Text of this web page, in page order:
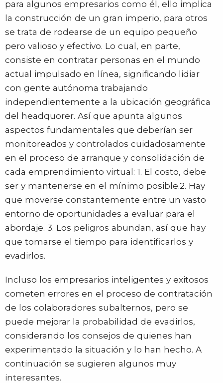
para algunos empresarios como él, ello implica
la construcción de un gran imperio, para otros
se trata de rodearse de un equipo pequeño
pero valioso y efectivo. Lo cual, en parte,
consiste en contratar personas en el mundo
actual impulsado en línea, significando lidiar
con gente autónoma trabajando
independientemente a la ubicación geográfica
del headquorer. Así que apunta algunos
aspectos fundamentales que deberían ser
monitoreados y controlados cuidadosamente
en el proceso de arranque y consolidación de
cada emprendimiento virtual: 1. El costo, debe
ser y mantenerse en el mínimo posible.2. Hay
que moverse constantemente entre un vasto
entorno de oportunidades a evaluar para el
abordaje. 3. Los peligros abundan, así que hay
que tomarse el tiempo para identificarlos y
evadirlos.
Incluso los empresarios inteligentes y exitosos
cometen errores en el proceso de contratación
de los colaboradores subalternos, pero se
puede mejorar la probabilidad de evadirlos,
considerando los consejos de quienes han
experimentado la situación y lo han hecho. A
continuación se sugieren algunos muy
interesantes.